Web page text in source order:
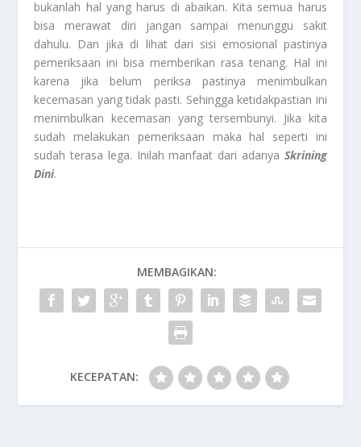
bukanlah hal yang harus di abaikan. Kita semua harus
bisa merawat diri jangan sampai menunggu sakit
dahulu. Dan jika di lihat dari sisi emosional pastinya
pemeriksaan ini bisa memberikan rasa tenang. Hal ini
karena jika belum periksa pastinya menimbulkan
kecemasan yang tidak pasti. Sehingga ketidakpastian ini
menimbulkan kecemasan yang tersembunyi. Jika kita
sudah melakukan pemeriksaan maka hal seperti ini
sudah terasa lega. Inilah manfaat dari adanya Skrining
Dini.
MEMBAGIKAN:
KECEPATAN: